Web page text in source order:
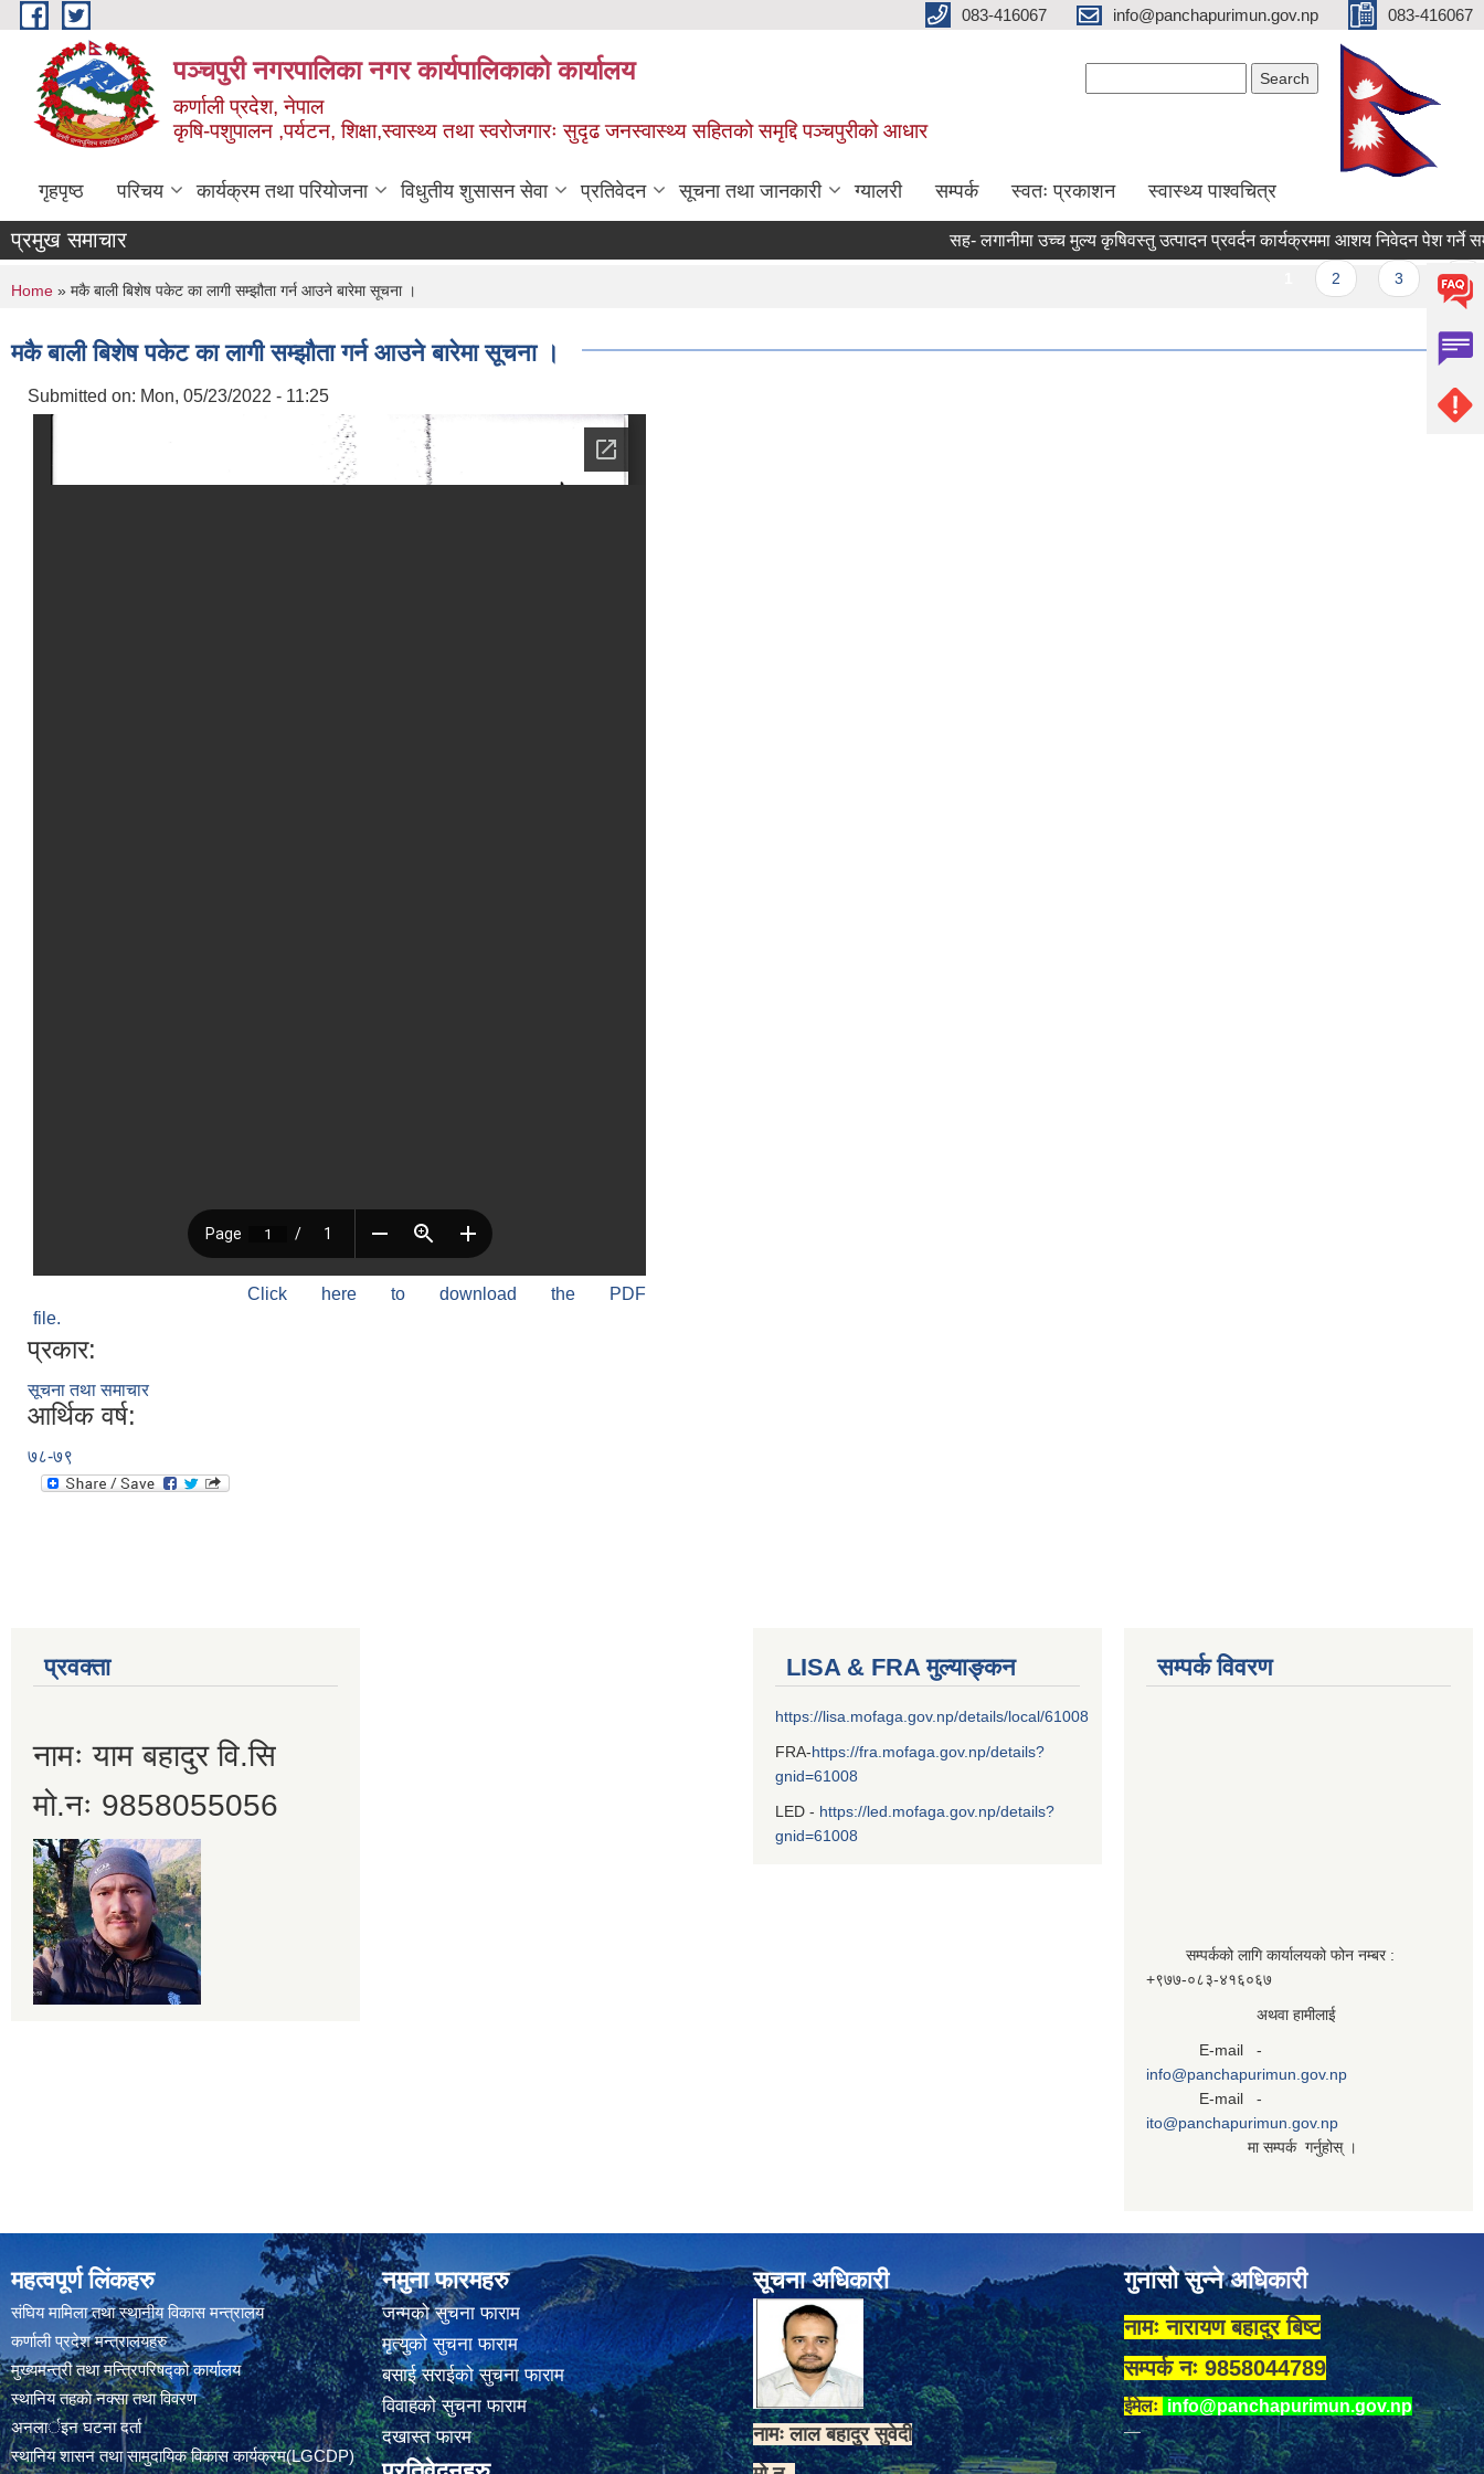
Skip to main content 083-416067 info@panchapurimun.gov.np 083-416067
पञ्चपुरी नगरपालिका नगर कार्यपालिकाको कार्यालय
कर्णाली प्रदेश, नेपाल
कृषि-पशुपालन ,पर्यटन, शिक्षा,स्वास्थ्य तथा स्वरोजगारः सुदृढ जनस्वास्थ्य सहितको समृद्दि पञ्चपुरीको आधार
गृहपृष्ठ परिचय कार्यक्रम तथा परियोजना विधुतीय शुसासन सेवा प्रतिवेदन सूचना तथा जानकारी ग्यालरी सम्पर्क स्वतः प्रकाशन स्वास्थ्य पाश्वचित्र
प्रमुख समाचार सह- लगानीमा उच्च मुल्य कृषिवस्तु उत्पादन प्रवर्दन कार्यक्रममा आशय निवेदन पेश गर्ने
You are here
Home » मकै बाली बिशेष पकेट का लागी सम्झौता गर्न आउने बारेमा सूचना ।
मकै बाली बिशेष पकेट का लागी सम्झौता गर्न आउने बारेमा सूचना ।
Submitted on: Mon, 05/23/2022 - 11:25
Click here to download the PDF
file.
प्रकार:
सूचना तथा समाचार
आर्थिक वर्ष:
७८-७९
प्रवक्ता
नामः याम बहादुर वि.सि
मो.नः 9858055056
LISA & FRA मुल्याङ्कन
https://lisa.mofaga.gov.np/details/local/61008
FRA-https://fra.mofaga.gov.np/details?
gnid=61008
LED - https://led.mofaga.gov.np/details?
gnid=61008
सम्पर्क विवरण
सम्पर्कको लागि कार्यालयको फोन नम्बर :
+९७७-०८३‍-४१६०६७
अथवा हामीलाई
E-mail -
info@panchapurimun.gov.np
E-mail -
ito@panchapurimun.gov.np
मा सम्पर्क गर्नुहोस् ।
महत्वपूर्ण लिंकहरु
संघिय मामिला तथा स्थानीय विकास मन्त्रालय
कर्णाली प्रदेश मन्त्रालयहरु
मुख्यमन्त्री तथा मन्त्रिपरिषद्को कार्यालय
स्थानिय तहकाे नक्सा तथा विवरण
अनलार्इन घटना दर्ता
स्थानिय शासन तथा सामुदायिक विकास कार्यक्रम(LGCDP)
नमुना फारमहरु
जन्मको सुचना फाराम
मृत्युको सुचना फाराम
बसाई सराईको सुचना फाराम
विवाहको सुचना फाराम
दखास्त फारम
सूचना अधिकारी
नामः लाल बहादुर सुवेदी
गुनासो सुन्ने अधिकारी
नामः नारायण बहादुर बिष्ट
सम्पर्क नः 9858044789
ईमेलः info@panchapurimun.gov.np